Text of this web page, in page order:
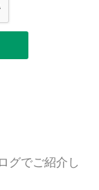
グでご紹介し